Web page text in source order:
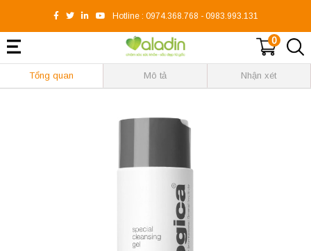
Hotline : 0974.368.768 - 0983.993.131
0
Tổng quan Mô tả Nhận xét